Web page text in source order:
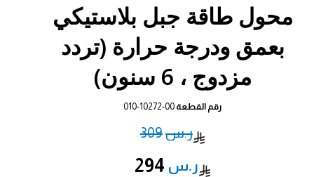
محول طاقة جبل بلاستيكي
بعمق ودرجة حرارة (تردد
مزدوج ، 6 سنون)
رقم القطعة 010-10272-00
309
294